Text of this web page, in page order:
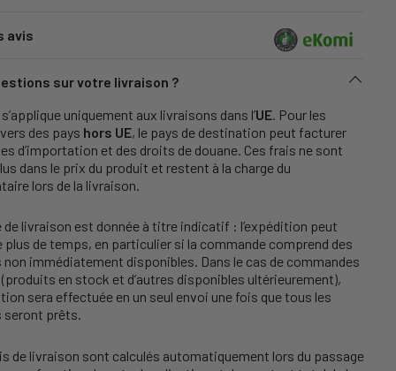
avis
sur votre livraison ?
uniquement aux livraisons dans l’UE. Pour les
des pays hors UE, le pays de destination peut facturer
d’importation et des droits de douane. Ces frais ne sont
dans le prix du produit et restent à la charge du
lors de la livraison.
de livraison est donnée à titre indicatif : l’expédition peut
plus de temps, en particulier si la commande comprend des
immédiatement disponibles. Dans le cas de commandes
en stock et d’autres disponibles ultérieurement),
sera effectuée en un seul envoi une fois que tous les
seront prêts.
de livraison sont calculés automatiquement lors du passage